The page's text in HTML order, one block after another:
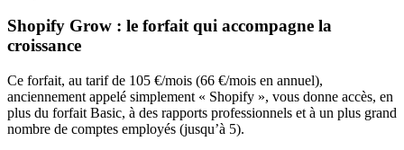
Shopify Grow : le forfait qui accompagne la
croissance
Ce forfait, au tarif de 105 €/mois (66 €/mois en annuel),
anciennement appelé simplement « Shopify », vous donne accès, en
plus du forfait Basic, à des rapports professionnels et à un plus grand
nombre de comptes employés (jusqu’à 5).